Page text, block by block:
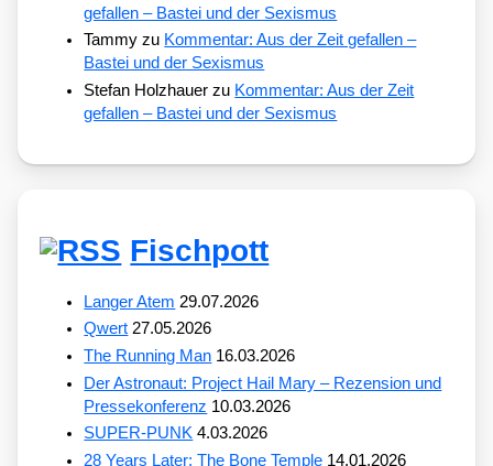
gefallen – Bastei und der Sexismus
Tammy zu Kommentar: Aus der Zeit gefallen –
Bastei und der Sexismus
Stefan Holzhauer zu Kommentar: Aus der Zeit
gefallen – Bastei und der Sexismus
Fischpott
Langer Atem 29.07.2026
Qwert 27.05.2026
The Running Man 16.03.2026
Der Astronaut: Project Hail Mary – Rezension und
Pressekonferenz 10.03.2026
SUPER-PUNK 4.03.2026
28 Years Later: The Bone Temple 14.01.2026